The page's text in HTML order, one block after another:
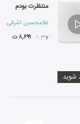
منتظرت بودم
غلامحسین اشرفی
۰۶:۳۷ ۸,۶۹۹ ت
شوید